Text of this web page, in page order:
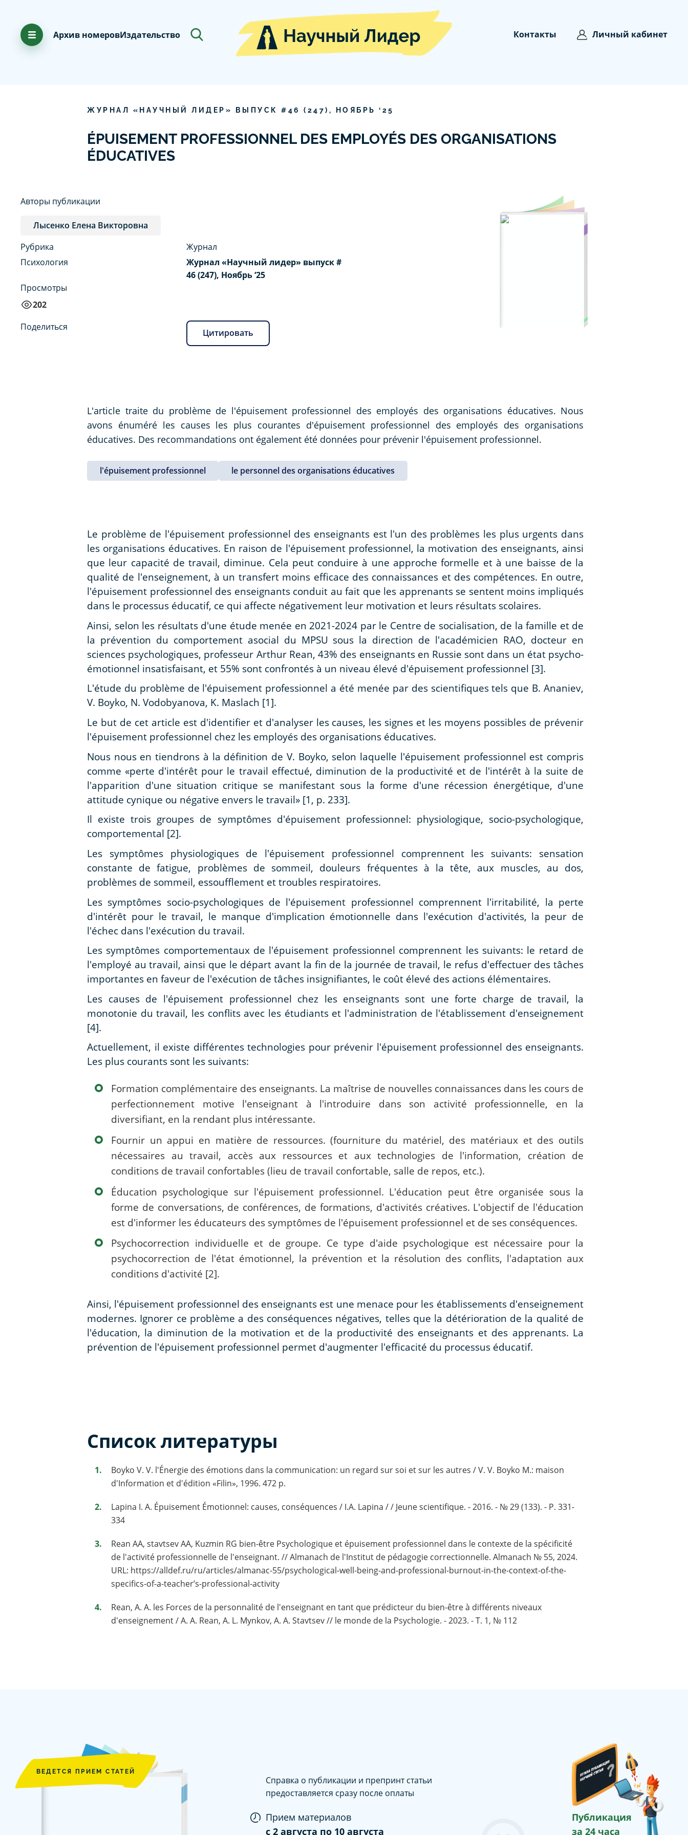
Архив номеровИздательство Контакты Личный кабинет
ЖУРНАЛ «НАУЧНЫЙ ЛИДЕР» ВЫПУСК # 46 ( 247), НОЯБРЬ ‘ 25
ÉPUISEMENT PROFESSIONNEL DES EMPLOYÉS DES ORGANISATIONS
ÉDUCATIVES
Авторы публикации
Лысенко Елена Викторовна
Рубрика
Психология
Просмотры
202
Журнал
Журнал «Научный лидер» выпуск #
46 (247), Ноябрь ‘25
Поделиться
Цитировать
L'article traite du problème de l'épuisement professionnel des employés des organisations éducatives. Nous
avons énuméré les causes les plus courantes d'épuisement professionnel des employés des organisations
éducatives. Des recommandations ont également été données pour prévenir l'épuisement professionnel.
l'épuisement professionnel le personnel des organisations éducatives
Le problème de l'épuisement professionnel des enseignants est l'un des problèmes les plus urgents dans
les organisations éducatives. En raison de l'épuisement professionnel, la motivation des enseignants, ainsi
que leur capacité de travail, diminue. Cela peut conduire à une approche formelle et à une baisse de la
qualité de l'enseignement, à un transfert moins efficace des connaissances et des compétences. En outre,
l'épuisement professionnel des enseignants conduit au fait que les apprenants se sentent moins impliqués
dans le processus éducatif, ce qui affecte négativement leur motivation et leurs résultats scolaires.
Ainsi, selon les résultats d'une étude menée en 2021-2024 par le Centre de socialisation, de la famille et de
la prévention du comportement asocial du MPSU sous la direction de l'académicien RAO, docteur en
sciences psychologiques, professeur Arthur Rean, 43% des enseignants en Russie sont dans un état psycho-
émotionnel insatisfaisant, et 55% sont confrontés à un niveau élevé d'épuisement professionnel [3].
L'étude du problème de l'épuisement professionnel a été menée par des scientifiques tels que B. Ananiev,
V. Boyko, N. Vodobyanova, K. Maslach [1].
Le but de cet article est d'identifier et d'analyser les causes, les signes et les moyens possibles de prévenir
l'épuisement professionnel chez les employés des organisations éducatives.
Nous nous en tiendrons à la définition de V. Boyko, selon laquelle l'épuisement professionnel est compris
comme «perte d'intérêt pour le travail effectué, diminution de la productivité et de l'intérêt à la suite de
l'apparition d'une situation critique se manifestant sous la forme d'une récession énergétique, d'une
attitude cynique ou négative envers le travail» [1, p. 233].
Il existe trois groupes de symptômes d'épuisement professionnel: physiologique, socio-psychologique,
comportemental [2].
Les symptômes physiologiques de l'épuisement professionnel comprennent les suivants: sensation
constante de fatigue, problèmes de sommeil, douleurs fréquentes à la tête, aux muscles, au dos,
problèmes de sommeil, essoufflement et troubles respiratoires.
Les symptômes socio-psychologiques de l'épuisement professionnel comprennent l'irritabilité, la perte
d'intérêt pour le travail, le manque d'implication émotionnelle dans l'exécution d'activités, la peur de
l'échec dans l'exécution du travail.
Les symptômes comportementaux de l'épuisement professionnel comprennent les suivants: le retard de
l'employé au travail, ainsi que le départ avant la fin de la journée de travail, le refus d'effectuer des tâches
importantes en faveur de l'exécution de tâches insignifiantes, le coût élevé des actions élémentaires.
Les causes de l'épuisement professionnel chez les enseignants sont une forte charge de travail, la
monotonie du travail, les conflits avec les étudiants et l'administration de l'établissement d'enseignement
[4].
Actuellement, il existe différentes technologies pour prévenir l'épuisement professionnel des enseignants.
Les plus courants sont les suivants:
Formation complémentaire des enseignants. La maîtrise de nouvelles connaissances dans les cours de
perfectionnement motive l'enseignant à l'introduire dans son activité professionnelle, en la
diversifiant, en la rendant plus intéressante.
Fournir un appui en matière de ressources. (fourniture du matériel, des matériaux et des outils
nécessaires au travail, accès aux ressources et aux technologies de l'information, création de
conditions de travail confortables (lieu de travail confortable, salle de repos, etc.).
Éducation psychologique sur l'épuisement professionnel. L'éducation peut être organisée sous la
forme de conversations, de conférences, de formations, d'activités créatives. L'objectif de l'éducation
est d'informer les éducateurs des symptômes de l'épuisement professionnel et de ses conséquences.
Psychocorrection individuelle et de groupe. Ce type d'aide psychologique est nécessaire pour la
psychocorrection de l'état émotionnel, la prévention et la résolution des conflits, l'adaptation aux
conditions d'activité [2].
Ainsi, l'épuisement professionnel des enseignants est une menace pour les établissements d'enseignement
modernes. Ignorer ce problème a des conséquences négatives, telles que la détérioration de la qualité de
l'éducation, la diminution de la motivation et de la productivité des enseignants et des apprenants. La
prévention de l'épuisement professionnel permet d'augmenter l'efficacité du processus éducatif.
Список литературы
Boyko V. V. l'Énergie des émotions dans la communication: un regard sur soi et sur les autres / V. V. Boyko M.: maison
d'Information et d'édition «Filin», 1996. 472 p.
Lapina I. A. Épuisement Émotionnel: causes, conséquences / I.A. Lapina / / Jeune scientifique. - 2016. - № 29 (133). - P. 331-
334
Rean AA, stavtsev AA, Kuzmin RG bien-être Psychologique et épuisement professionnel dans le contexte de la spécificité
de l'activité professionnelle de l'enseignant. // Almanach de l'Institut de pédagogie correctionnelle. Almanach № 55, 2024.
URL: https://alldef.ru/ru/articles/almanac-55/psychological-well-being-and-professional-burnout-in-the-context-of-the-
specifics-of-a-teacher’s-professional-activity
Rean, A. A. les Forces de la personnalité de l'enseignant en tant que prédicteur du bien-être à différents niveaux
d'enseignement / A. A. Rean, A. L. Mynkov, A. A. Stavtsev // le monde de la Psychologie. - 2023. - T. 1, № 112
ВЕДЕТСЯ ПРИЕМ СТАТЕЙ
Справка о публикации и препринт статьи
предоставляется сразу после оплаты
Прием материалов
c 2 августа по 10 августа
Публикация
за 24 часа